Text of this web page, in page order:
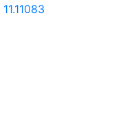
11.11083